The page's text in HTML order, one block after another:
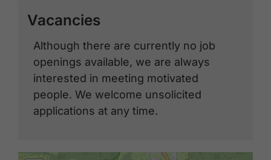
Vacancies
Although there are currently no job
openings available, we are always
interested in meeting motivated
people. We welcome unsolicited
applications at any time.